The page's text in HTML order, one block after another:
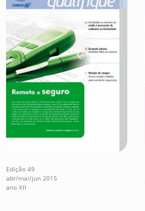
Edição 49
abr/mai/jun 2015
ano XII